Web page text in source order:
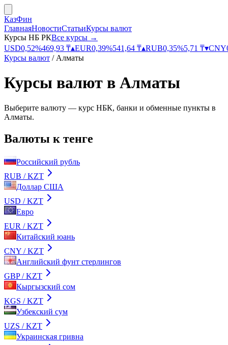
КазФин
ГлавнаяНовостиСтатьиКурсы валют
Курсы НБ РКВсе курсы →
USD0,52%469,93 ₸▴EUR0,39%541,64 ₸▴RUB0,35%5,71 ₸▾CNY
Курсы валют / Алматы
Курсы валют в Алматы
Выберите валюту — курс НБК, банки и обменные пункты в
Алматы.
Валюты к тенге
Российский рубль
RUB / KZT
Доллар США
USD / KZT
Евро
EUR / KZT
Китайский юань
CNY / KZT
Английский фунт стерлингов
GBP/ KZT
Кыргызский сом
KGS / KZT
Узбекский сум
UZS / KZT
Украинская гривна